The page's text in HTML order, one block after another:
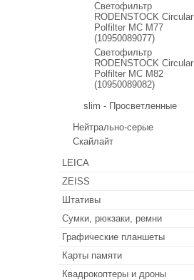
Светофильтр
RODENSTOCK Circular
Polfilter MC M77
(10950089077)
Светофильтр
RODENSTOCK Circular
Polfilter MC M82
(10950089082)
slim - Просветленные
Нейтрально-серые
Скайлайт
LEICA
ZEISS
Штативы
Сумки, рюкзаки, ремни
Графические планшеты
Карты памяти
Квадрокоптеры и дроны